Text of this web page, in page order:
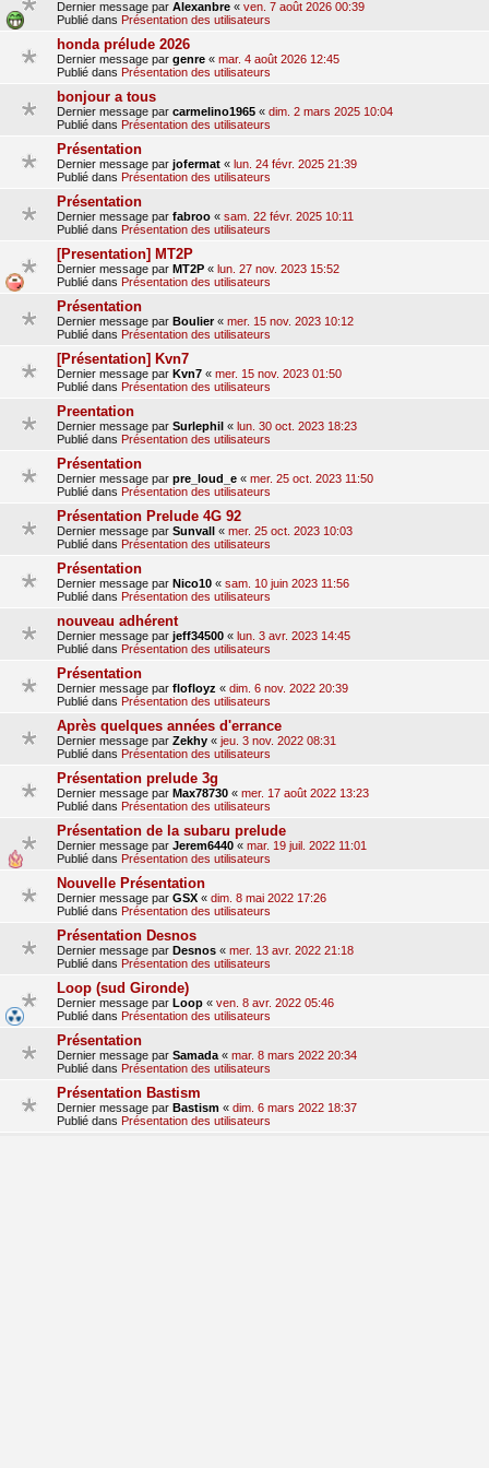
Dernier message par Alexanbre « ven. 7 août 2026 00:39
Publié dans Présentation des utilisateurs
honda prélude 2026
Dernier message par genre « mar. 4 août 2026 12:45
Publié dans Présentation des utilisateurs
bonjour a tous
Dernier message par carmelino1965 « dim. 2 mars 2025 10:04
Publié dans Présentation des utilisateurs
Présentation
Dernier message par jofermat « lun. 24 févr. 2025 21:39
Publié dans Présentation des utilisateurs
Présentation
Dernier message par fabroo « sam. 22 févr. 2025 10:11
Publié dans Présentation des utilisateurs
[Presentation] MT2P
Dernier message par MT2P « lun. 27 nov. 2023 15:52
Publié dans Présentation des utilisateurs
Présentation
Dernier message par Boulier« mer. 15 nov. 2023 10:12
Publié dans Présentation des utilisateurs
[Présentation] Kvn7
Dernier message par Kvn7 « mer. 15 nov. 2023 01:50
Publié dans Présentation des utilisateurs
Preentation
Dernier message par Surlephil « lun. 30 oct. 2023 18:23
Publié dans Présentation des utilisateurs
Présentation
Dernier message par pre_loud_e « mer. 25 oct. 2023 11:50
Publié dans Présentation des utilisateurs
Présentation Prelude 4G 92
Dernier message par Sunvall « mer. 25 oct. 2023 10:03
Publié dans Présentation des utilisateurs
Présentation
Dernier message par Nico10 « sam. 10 juin 2023 11:56
Publié dans Présentation des utilisateurs
nouveau adhérent
Dernier message par jeff34500 « lun. 3 avr. 2023 14:45
Publié dans Présentation des utilisateurs
Présentation
Dernier message par flofloyz « dim. 6 nov. 2022 20:39
Publié dans Présentation des utilisateurs
Après quelques années d'errance
Dernier message par Zekhy « jeu. 3 nov. 2022 08:31
Publié dans Présentation des utilisateurs
Présentation prelude 3g
Dernier message par Max78730 « mer. 17 août 2022 13:23
Publié dans Présentation des utilisateurs
Présentation de la subaru prelude
Dernier message par Jerem6440 « mar. 19 juil. 2022 11:01
Publié dans Présentation des utilisateurs
Nouvelle Présentation
Dernier message par GSX « dim. 8 mai 2022 17:26
Publié dans Présentation des utilisateurs
Présentation Desnos
Dernier message par Desnos « mer. 13 avr. 2022 21:18
Publié dans Présentation des utilisateurs
Loop (sud Gironde)
Dernier message par Loop « ven. 8 avr. 2022 05:46
Publié dans Présentation des utilisateurs
Présentation
Dernier message par Samada « mar. 8 mars 2022 20:34
Publié dans Présentation des utilisateurs
Présentation Bastism
Dernier message par Bastism « dim. 6 mars 2022 18:37
Publié dans Présentation des utilisateurs